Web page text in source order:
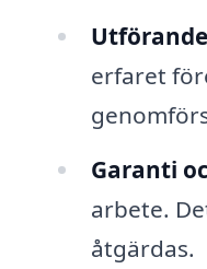
erfaret
Garanti
arbete.
åtgärdas.